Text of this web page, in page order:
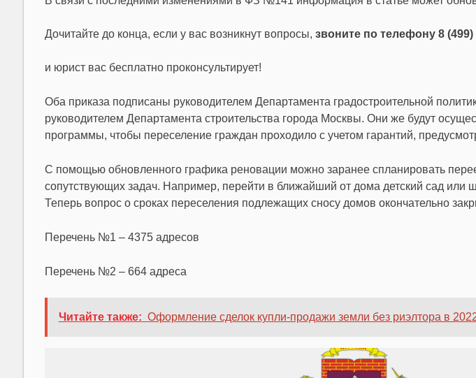
Дочитайте до конца, если у вас возникнут вопросы, звоните по телефону 8 (499)
и юрист вас бесплатно проконсультирует!
Оба приказа подписаны руководителем Департамента градостроительной
руководителем Департамента строительства города Москвы. Они же будут
программы, чтобы переселение граждан проходило с учетом гарантий,
С помощью обновленного графика реновации можно заранее спланировать
сопутствующих задач. Например, перейти в ближайший от дома детский сад или
Теперь вопрос о сроках переселения подлежащих сносу домов окончательно
Перечень №1 – 4375 адресов
Перечень №2 – 664 адреса
Читайте также: Оформление сделок купли-продажи земли без риэлтора в